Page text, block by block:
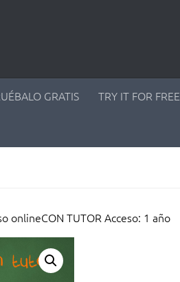
GRATIS TRY IT FOR FREE
onlineCON TUTOR Acceso: 1 año